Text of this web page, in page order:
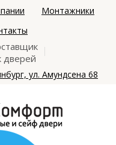
Монтажники
дверей
ул. Амундсена 68